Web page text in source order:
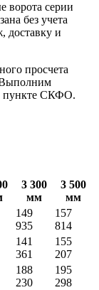
ворота серии
без учета
доставку и
просчета
Выполним
СКФО.
3 300
мм
3 500
мм
149
935
157
814
141
361
155
207
188
230
195
298